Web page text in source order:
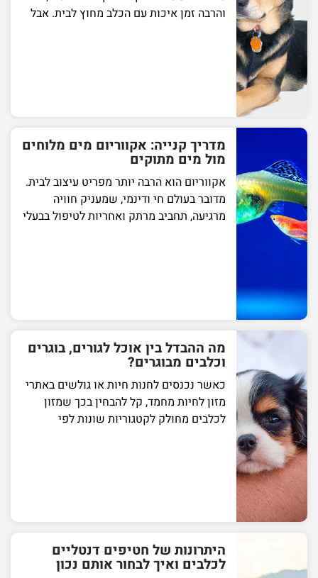
והרבה זמן איכות עם הכלב מחוץ לבית. אבל
מדריך קנייה: אקווריום מים מלוחים
מול מים מתוקים
אקווריום הוא הרבה יותר מפריט עיצוב לבית.
מדובר בעולם חי ודינמי, שמעניק חוויה
מרגיעה, תחביב מרתק ואחריות לטיפול בבעלי
מה ההבדל בין אוכל לגורים, בוגרים
וכלבים מבוגרים?
כאשר נכנסים לחנות חיות או גולשים באתרי
מזון לחיות מחמד, קל להבחין בכך שמזון
לכלבים מחולק לקטגוריות שונות לפי
היתרונות של חטיפים דנטליים
לכלבים ואיך לבחור אותם נכון